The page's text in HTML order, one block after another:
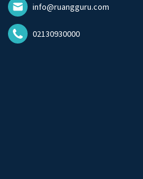
info@ruangguru.com
02130930000